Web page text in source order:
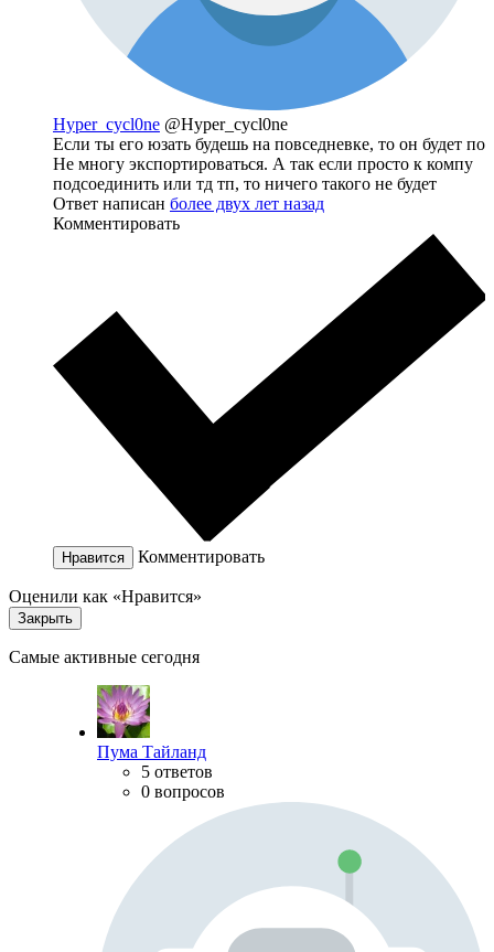
Hyper_cycl0ne @Hyper_cycl0ne
Если ты его юзать будешь на повседневке, то он будет по
Не многу экспортироваться. А так если просто к компу
подсоединить или тд тп, то ничего такого не будет
Ответ написан более двух лет назад
Комментировать
Нравится Комментировать
Оценили как «Нравится»
Закрыть
Самые активные сегодня
Пума Тайланд
5 ответов
0 вопросов